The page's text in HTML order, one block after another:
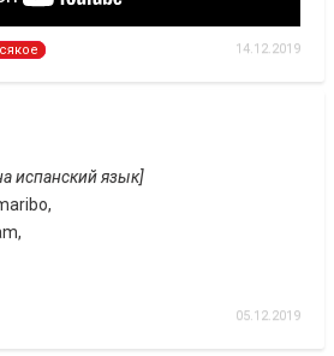
14.12.2019
испанский язык]
05.12.2019